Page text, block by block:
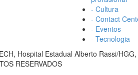
- Cultura
- Contact
- Eventos
- Tecnologia
Hospital Estadual Alberto Rassi/
RESERVADOS